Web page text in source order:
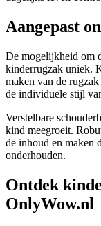
Aangepast
De mogelijkheid om
kinderrugzak uniek.
maken van de
de individuele stijl
Verstelbare
kind meegroeit.
de inhoud en maken
onderhouden.
Ontdek
OnlyWow.nl